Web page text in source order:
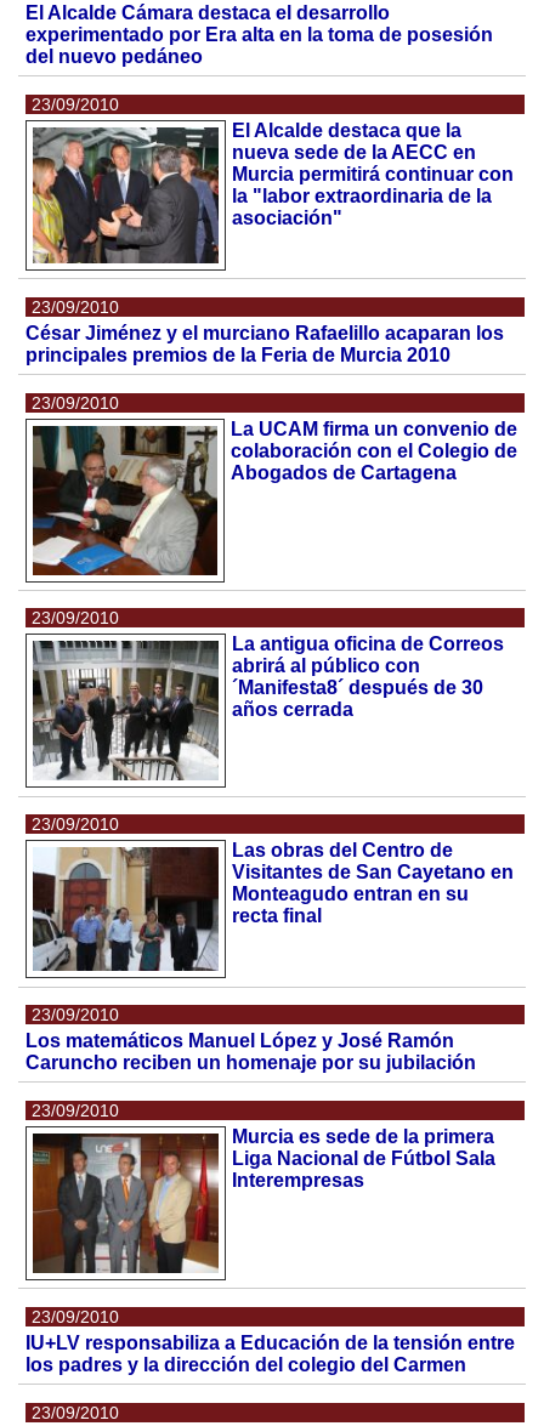
El Alcalde Cámara destaca el desarrollo
experimentado por Era alta en la toma de posesión
del nuevo pedáneo
23/09/2010
El Alcalde destaca que la
nueva sede de la AECC en
Murcia permitirá continuar con
la "labor extraordinaria de la
asociación"
23/09/2010
César Jiménez y el murciano Rafaelillo acaparan los
principales premios de la Feria de Murcia 2010
23/09/2010
La UCAM firma un convenio de
colaboración con el Colegio de
Abogados de Cartagena
23/09/2010
La antigua oficina de Correos
abrirá al público con
´Manifesta8´ después de 30
años cerrada
23/09/2010
Las obras del Centro de
Visitantes de San Cayetano en
Monteagudo entran en su
recta final
23/09/2010
Los matemáticos Manuel López y José Ramón
Caruncho reciben un homenaje por su jubilación
23/09/2010
Murcia es sede de la primera
Liga Nacional de Fútbol Sala
Interempresas
23/09/2010
IU+LV responsabiliza a Educación de la tensión entre
los padres y la dirección del colegio del Carmen
23/09/2010